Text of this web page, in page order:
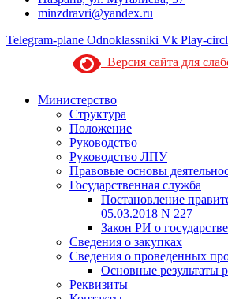
minzdravri@yandex.ru
Telegram-plane Odnoklassniki Vk Play-
Версия сайта для
Министерство
Структура
Положение
Руководство
Руководство ЛПУ
Правовые основы
Государственная служба
Постановление
05.03.2018 N 227
Закон РИ о
Сведения о закупках
Сведения о проведенных
Основные результаты
Реквизиты